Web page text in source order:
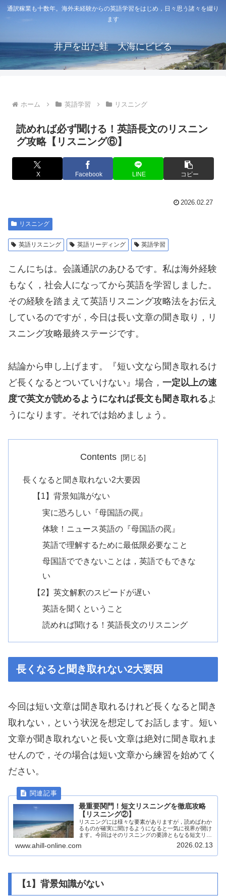
通訳稼業も十数年。海外未経験からの英語学習をはじめ，日々思う諸々を綴り
ます
井戸を出た蛙 大海にビビる
ホーム 英語学習 リスニング
読めれば必ず聞ける！英語長文のリスニン
グ攻略【リスニング⑥】
X Facebook LINE コピー
2026.02.27
リスニング
英語リスニング 英語リーディング 英語学習
こんにちは。会議通訳のあひるです。私は海外経験
もなく，社会人になってから英語を学習しました。
その経験を踏まえて英語リスニング攻略法をお伝え
しているのですが，今日は長い文章の聞き取り，リ
スニング攻略最終ステージです。
結論から申し上げます。『短い文なら聞き取れるけ
ど長くなるとついていけない』場合， 一定以上の速
度で英文が読めるようになれば長文も聞き取れるよ
うになります。それでは始めましょう。
Contents
長くなると聞き取れない2大要因
【1】背景知識がない
実に恐ろしい『母国語の罠』
体験！ニュース英語の『母国語の罠』
英語で理解するために最低限必要なこと
母国語でできないことは，英語でもできな
い
【2】英文解釈のスピードが遅い
英語を聞くということ
読めれば聞ける！英語長文のリスニング
長くなると聞き取れない2大要因
今回は短い文章は聞き取れるけれど長くなると聞き
取れない，という状況を想定してお話します。短い
文章が聞き取れないと長い文章は絶対に聞き取れま
せんので，その場合は短い文章から練習を始めてく
ださい。
最重要関門！短文リスニングを徹底攻略
【リスニング②】
リスニングには様々な要素がありますが，読めばわか
るものが確実に聞けるようになると一気に視界が開け
ます。今回はそのリスニングの要諦ともなる短文リス
ニング攻略について，具体的な方法を順を追ってお伝
えします。
www.ahill-online.com 2026.02.13
【1】背景知識がない